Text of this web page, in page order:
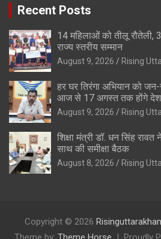
Recent Posts
14 महिलाओं को तीलू रौतेली,
राज्य स्तरीय सम्मान
August 9, 2026 Rising
हर घर तिरंगा अभियान को
आज से 17 अगस्त तक होंगे
August 9, 2026 Rising
शिक्षा मंत्री डॉ. धन सिंह रावत
साथ की समीक्षा बैठक
August 8, 2026 Rising
Copyright © 2026